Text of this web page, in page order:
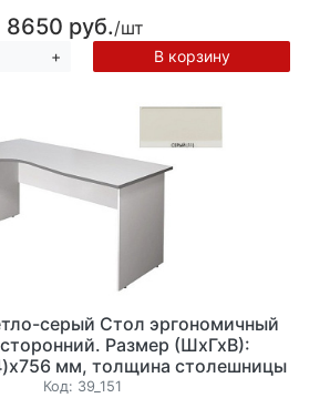
8650 руб./шт
+ В корзину
серый Стол эргономичный
Размер (ШхГхВ):
мм, толщина столешницы
22 мм.
Код: 39_151